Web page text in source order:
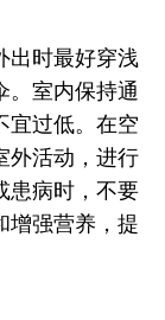
出时最好穿浅
。室内保持通
宜过低。在空
外活动，进行
患病时，不要
增强营养，提